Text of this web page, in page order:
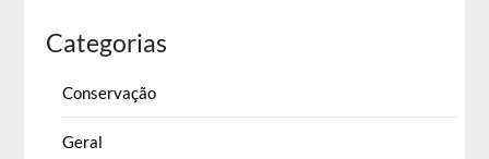
Categorias
Conservação
Geral